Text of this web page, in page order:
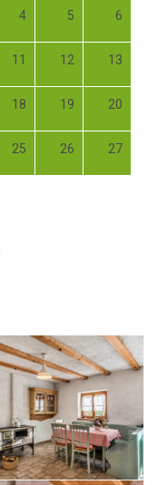
4 5 6
11 12 13
18 19 20
25 26 27